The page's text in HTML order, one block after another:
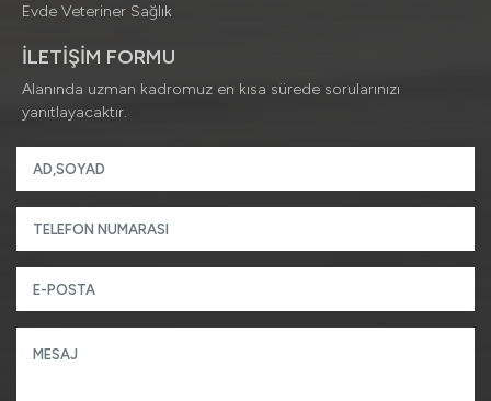
Evde Veteriner Sağlık
İLETİŞİM FORMU
Alanında uzman kadromuz en kısa sürede sorularınızı
yanıtlayacaktır.